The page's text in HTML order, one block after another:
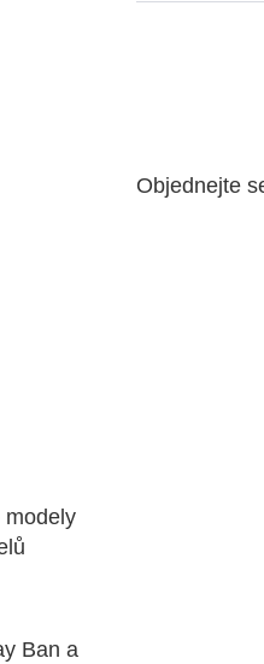
modely
Ban a
Objednejte